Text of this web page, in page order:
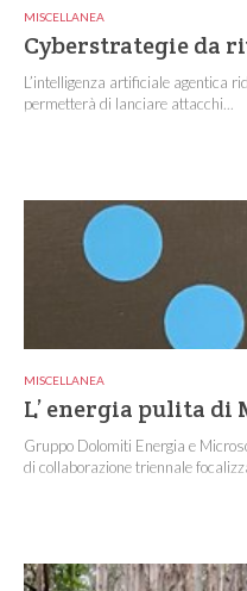
MISCELLANEA
Cyberstrategie da
L’intelligenza artificiale agentica
permetterà di lanciare attacchi...
MISCELLANEA
L’ energia pulita di
Gruppo Dolomiti Energia e
di collaborazione triennale